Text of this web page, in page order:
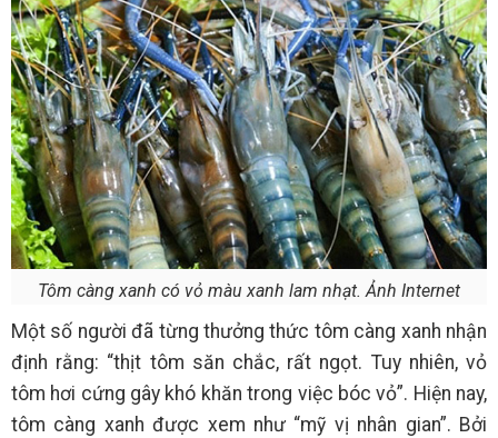
Tôm càng xanh có vỏ màu xanh lam nhạt. Ảnh Internet
Một số người đã từng thưởng thức tôm càng xanh nhận
định rằng: “thịt tôm săn chắc, rất ngọt. Tuy nhiên, vỏ
tôm hơi cứng gây khó khăn trong việc bóc vỏ”. Hiện nay,
tôm càng xanh được xem như “mỹ vị nhân gian”. Bởi